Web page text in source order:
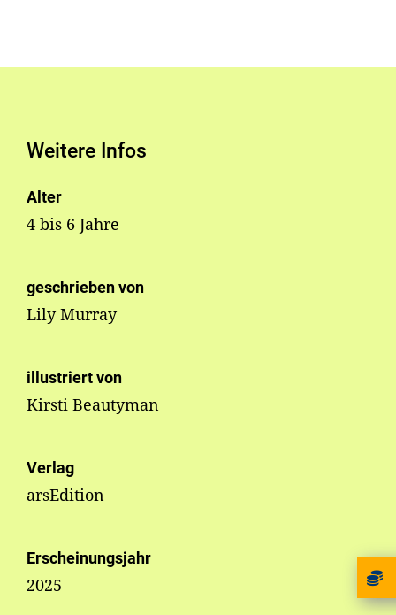
Weitere Infos
Alter
4 bis 6 Jahre
geschrieben von
Lily Murray
illustriert von
Kirsti Beautyman
Verlag
arsEdition
Erscheinungsjahr
2025